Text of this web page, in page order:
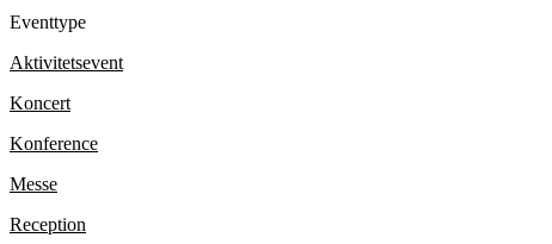
Eventtype
Aktivitetsevent
Koncert
Konference
Messe
Reception